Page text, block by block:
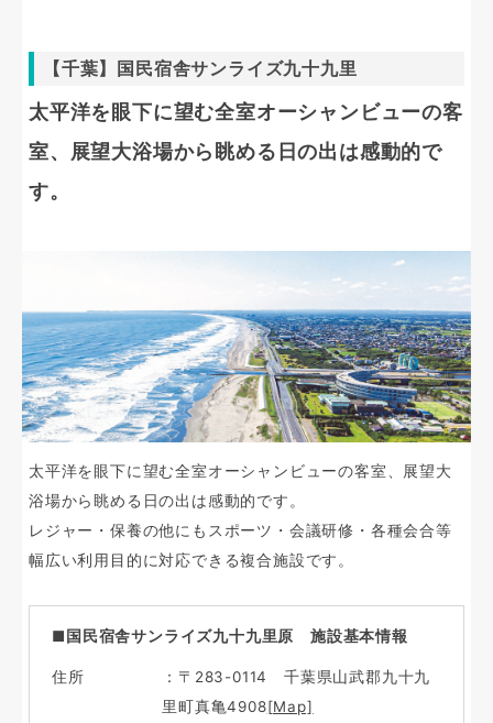
【千葉】国民宿舎サンライズ九十九里
太平洋を眼下に望む全室オーシャンビューの客
室、展望大浴場から眺める日の出は感動的で
す。
太平洋を眼下に望む全室オーシャンビューの客室、展望大
浴場から眺める日の出は感動的です。
レジャー・保養の他にもスポーツ・会議研修・各種会合等
幅広い利用目的に対応できる複合施設です。
■国民宿舎サンライズ九十九里原 施設基本情報
住所
：〒283-0114 千葉県山武郡九十九
里町真亀4908[Map]